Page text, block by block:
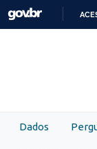
Skip to main content
Dados